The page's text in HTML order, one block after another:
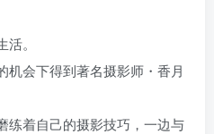
。
机会下得到著名摄影师・香月
练着自己的摄影技巧，一边与